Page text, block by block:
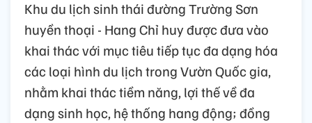
Khu du lịch sinh thái đường Trường Sơn
huyền thoại - Hang Chỉ huy được đưa vào
khai thác với mục tiêu tiếp tục đa dạng hóa
các loại hình du lịch trong Vườn Quốc gia,
nhằm khai thác tiềm năng, lợi thế về đa
dạng sinh học, hệ thống hang động; đồng